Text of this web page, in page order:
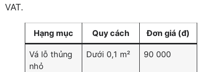
VAT.
Hạng mục Quy cách Đơn giá (đ)
Vá lỗ thủng
nhỏ
Dưới 0,1 m² 90 000